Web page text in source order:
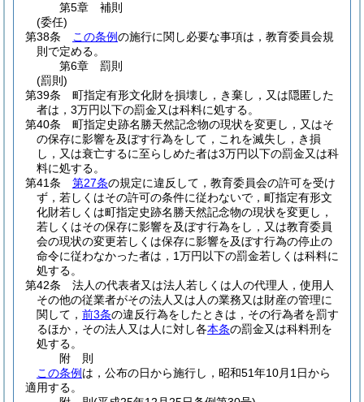
第5章
補則
(委任)
第38条
この条例の施行に関し必要な事項は，教育委員会規
則で定める。
第6章
罰則
(罰則)
第39条
町指定有形文化財を損壊し，き棄し，又は隠匿した
者は，3万円以下の罰金又は科料に処する。
第40条
町指定史跡名勝天然記念物の現状を変更し，又はそ
の保存に影響を及ぼす行為をして，これを滅失し，き損
し，又は衰亡するに至らしめた者は3万円以下の罰金又は科
料に処する。
第41条
第27条の規定に違反して，教育委員会の許可を受け
ず，若しくはその許可の条件に従わないで，町指定有形文
化財若しくは町指定史跡名勝天然記念物の現状を変更し，
若しくはその保存に影響を及ぼす行為をし，又は教育委員
会の現状の変更若しくは保存に影響を及ぼす行為の停止の
命令に従わなかった者は，1万円以下の罰金若しくは科料に
処する。
第42条
法人の代表者又は法人若しくは人の代理人，使用人
その他の従業者がその法人又は人の業務又は財産の管理に
関して， 前3条の違反行為をしたときは，その行為者を罰す
るほか，その法人又は人に対し各本条の罰金又は科料刑を
処する。
附 則
この条例 は，公布の日から施行し，昭和51年10月1日から
適用する。